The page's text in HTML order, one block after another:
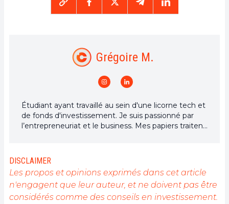
Grégoire M.
Étudiant ayant travaillé au sein d'une licorne tech et
de fonds d'investissement. Je suis passionné par
l’entrepreneuriat et le business. Mes papiers traitent
je suis persuadé que les cryptomonnaies, la
blockchain, les NFT et le metaverse sont en train de
révolutionner de nombreux secteurs et présentent
des opportunités inédites.
DISCLAIMER
Les propos et opinions exprimés dans cet article
n'engagent que leur auteur, et ne doivent pas être
considérés comme des conseils en investissement.